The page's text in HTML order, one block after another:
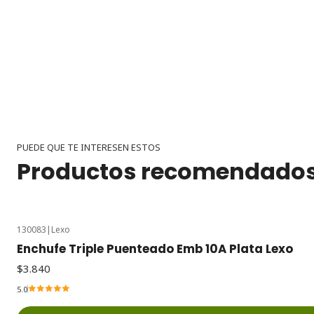
PUEDE QUE TE INTERESEN ESTOS
Productos
130083 | Lexo
Enchufe Triple Puenteado Emb 10A Plata Lexo
$3.840
5.0